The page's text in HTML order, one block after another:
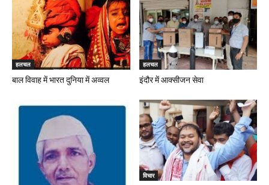
हलचल
बाल विवाह में भारत दुनिया में अव्वल
हलचल
इंदौर में आक्सीजन सेवा
विचार